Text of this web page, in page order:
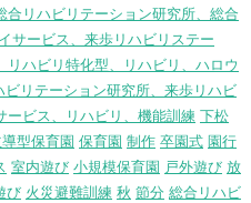
リハビリテーション研究所、総合
サービス、来歩リハビリステー
ハビリ特化型、リハビリ、ハロウ
リテーション研究所、来歩リハビ
ービス、リハビリ、機能訓練 下松
型保育園 保育園 制作 卒園式 園行
室内遊び 小規模保育園 戸外遊び 放
び 火災避難訓練 秋 節分 総合リハビ